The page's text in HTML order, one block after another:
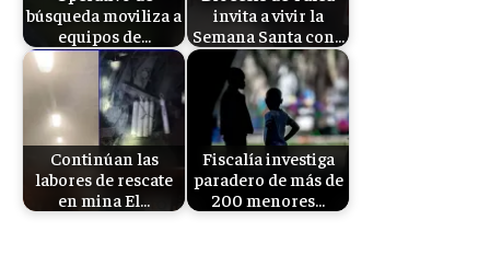
búsqueda moviliza a
equipos de…
invita a vivir la
Semana Santa con…
Continúan las
labores de rescate
en mina El…
Fiscalía investiga
paradero de más de
200 menores…